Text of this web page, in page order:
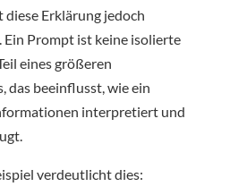
Erklärung jedoch
Ein Prompt ist keine isolierte
eines größeren
das beeinflusst, wie ein
interpretiert und
verdeutlicht dies: